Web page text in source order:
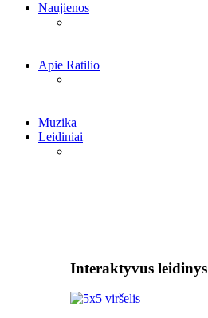
Naujienos
Apie Ratilio
Muzika
Leidiniai
Interaktyvus leidinys